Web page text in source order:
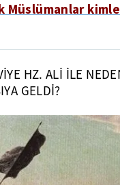
Müslümanlar
HZ. ALİ İLE
GELDİ?